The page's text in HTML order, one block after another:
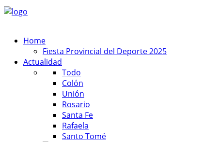
Home
Fiesta Provincial del Deporte 2025
Actualidad
Todo
Colón
Unión
Rosario
Santa Fe
Rafaela
Santo Tomé